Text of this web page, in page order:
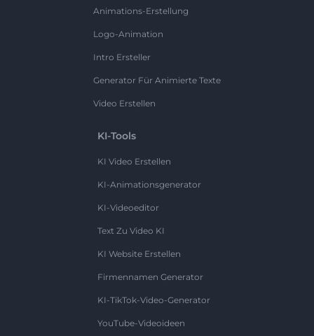
Animations-Erstellung
Logo-Animation
Intro Ersteller
Generator Für Animierte Texte
Video Erstellen
KI-Tools
KI Video Erstellen
KI-Animationsgenerator
KI-Videoeditor
Text Zu Video KI
KI Website Erstellen
Firmennamen Generator
KI-TikTok-Video-Generator
YouTube-Videoideen